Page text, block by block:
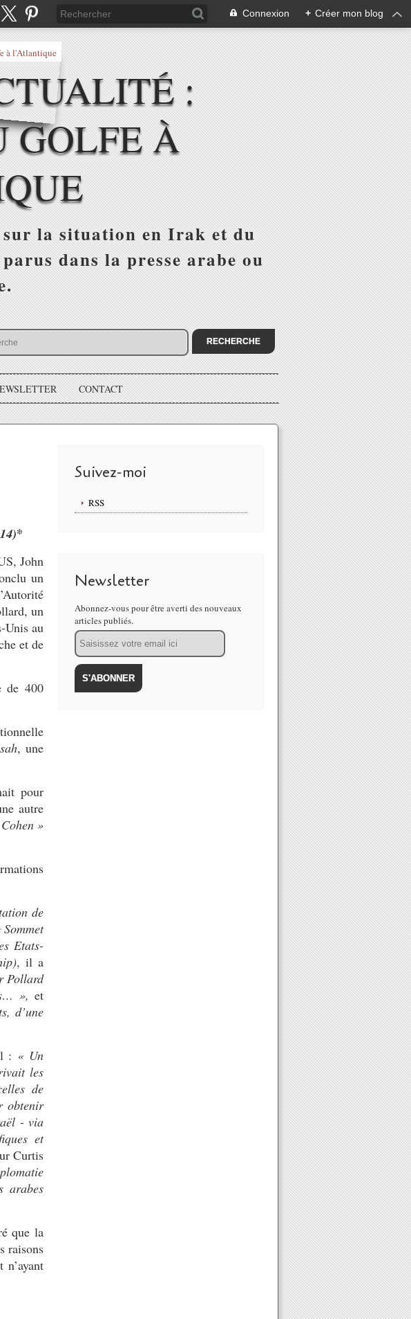
Connexion + Créer mon blog
:
GOLFE À
sur la situation en Irak et du
dans la presse arabe ou
CONTACT
*
John
un
un
Unis au
et de
de 400
, une
pour
autre
»
de
Sommet
Etats-
, il a
Pollard
», et
d’une
: « Un
les
de
obtenir
- via
et
Curtis
arabes
que la
raisons
Suivez-moi
RSS
Newsletter
Abonnez-vous pour être averti des nouveaux
articles publiés.
Email